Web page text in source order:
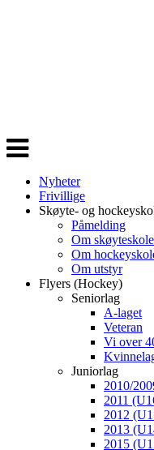
Veksle
navigasjon
Nyheter
Frivillige
Skøyte- og
Påmelding
Om
Om
Om utstyr
Flyers (Hockey)
Seniorlag
A-laget
Veteran
Vi over
Juniorlag
2010/
2011
2012
2013
2015